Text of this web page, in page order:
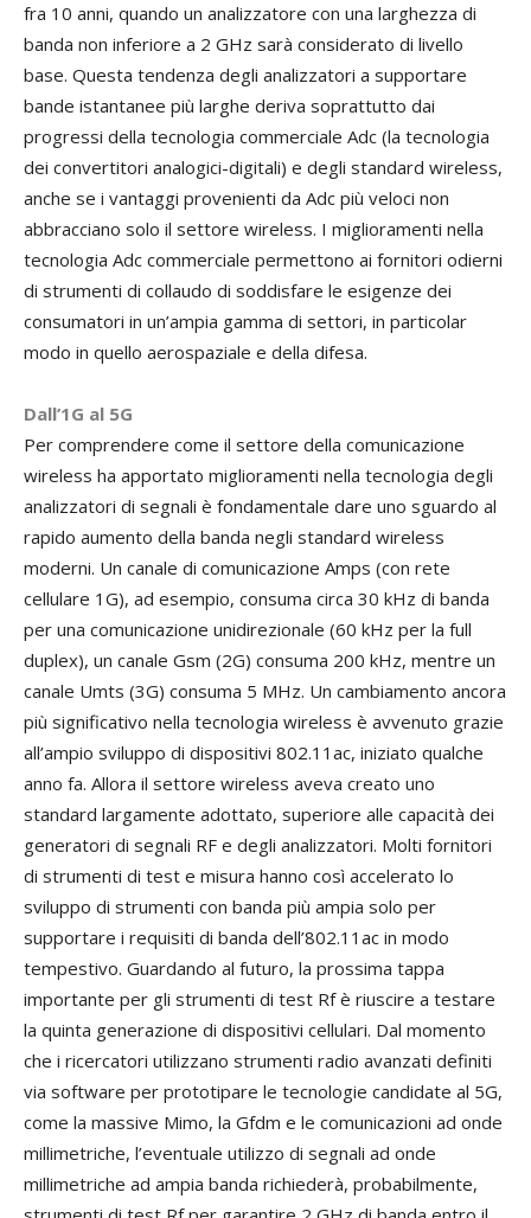
fra 10 anni, quando un analizzatore con una larghezza di
banda non inferiore a 2 GHz sarà considerato di livello
base. Questa tendenza degli analizzatori a supportare
bande istantanee più larghe deriva soprattutto dai
progressi della tecnologia commerciale Adc (la tecnologia
dei convertitori analogici-digitali) e degli standard wireless,
anche se i vantaggi provenienti da Adc più veloci non
abbracciano solo il settore wireless. I miglioramenti nella
tecnologia Adc commerciale permettono ai fornitori odierni
di strumenti di collaudo di soddisfare le esigenze dei
consumatori in un’ampia gamma di settori, in particolar
modo in quello aerospaziale e della difesa.
Dall’1G al 5G
Per comprendere come il settore della comunicazione
wireless ha apportato miglioramenti nella tecnologia degli
analizzatori di segnali è fondamentale dare uno sguardo al
rapido aumento della banda negli standard wireless
moderni. Un canale di comunicazione Amps (con rete
cellulare 1G), ad esempio, consuma circa 30 kHz di banda
per una comunicazione unidirezionale (60 kHz per la full
duplex), un canale Gsm (2G) consuma 200 kHz, mentre un
canale Umts (3G) consuma 5 MHz. Un cambiamento ancora
più significativo nella tecnologia wireless è avvenuto grazie
all’ampio sviluppo di dispositivi 802.11ac, iniziato qualche
anno fa. Allora il settore wireless aveva creato uno
standard largamente adottato, superiore alle capacità dei
generatori di segnali RF e degli analizzatori. Molti fornitori
di strumenti di test e misura hanno così accelerato lo
sviluppo di strumenti con banda più ampia solo per
supportare i requisiti di banda dell’802.11ac in modo
tempestivo. Guardando al futuro, la prossima tappa
importante per gli strumenti di test Rf è riuscire a testare
la quinta generazione di dispositivi cellulari. Dal momento
che i ricercatori utilizzano strumenti radio avanzati definiti
via software per prototipare le tecnologie candidate al 5G,
come la massive Mimo, la Gfdm e le comunicazioni ad onde
millimetriche, l’eventuale utilizzo di segnali ad onde
millimetriche ad ampia banda richiederà, probabilmente,